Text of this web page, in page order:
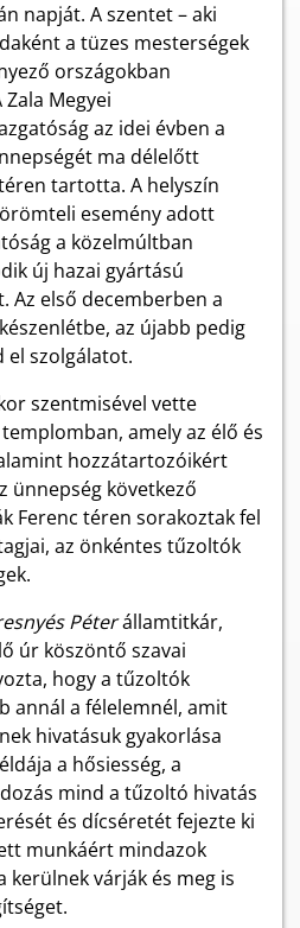
napját. A szentet – aki
a tüzes mesterségek
országokban
Megyei
az idei évben a
ma délelőtt
tartotta. A helyszín
esemény adott
a közelmúltban
új hazai gyártású
Az első decemberben a
az újabb pedig
el szolgálatot.
szentmisével vette
templomban, amely az élő és
hozzátartozóikért
ünnepség következő
Ferenc téren sorakoztak fel
az önkéntes tűzoltók
Péterállamtitkár,
úr köszöntő szavai
hogy a tűzoltók
annál a félelemnél, amit
hivatásuk gyakorlása
a hősiesség, a
mind a tűzoltó hivatás
és dícséretét fejezte ki
munkáért mindazok
kerülnek várják és meg is